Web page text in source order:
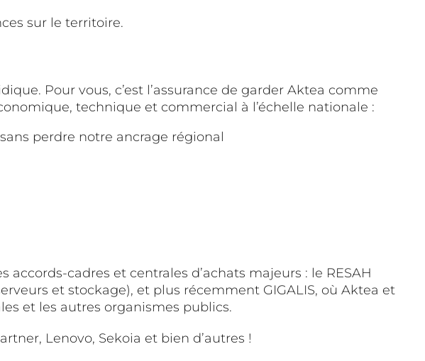
sur le territoire.
Pour vous, c’est l’assurance de garder Aktea comme
technique et commercial à l’échelle nationale :
perdre notre ancrage régional
accords-cadres et centrales d’achats majeurs : le RESAH
et stockage), et plus récemment GIGALIS, où Aktea et
et les autres organismes publics.
Lenovo, Sekoia et bien d’autres !